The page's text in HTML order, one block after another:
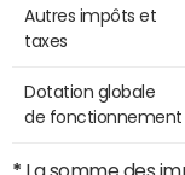
Autres impôts et
taxes
Dotation globale
de fonctionnement
* La somme des